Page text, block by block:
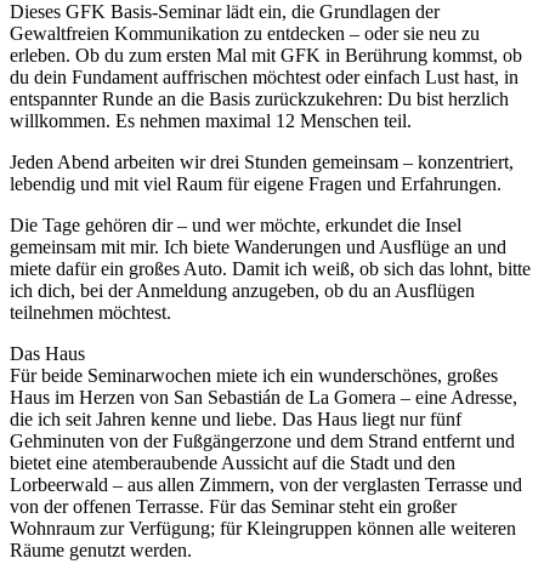
Dieses GFK Basis-Seminar lädt ein, die Grundlagen der
Gewaltfreien Kommunikation zu entdecken – oder sie neu zu
erleben. Ob du zum ersten Mal mit GFK in Berührung kommst, ob
du dein Fundament auffrischen möchtest oder einfach Lust hast, in
entspannter Runde an die Basis zurückzukehren: Du bist herzlich
willkommen. Es nehmen maximal 12 Menschen teil.
Jeden Abend arbeiten wir drei Stunden gemeinsam – konzentriert,
lebendig und mit viel Raum für eigene Fragen und Erfahrungen.
Die Tage gehören dir – und wer möchte, erkundet die Insel
gemeinsam mit mir. Ich biete Wanderungen und Ausflüge an und
miete dafür ein großes Auto. Damit ich weiß, ob sich das lohnt, bitte
ich dich, bei der Anmeldung anzugeben, ob du an Ausflügen
teilnehmen möchtest.
Das Haus
Für beide Seminarwochen miete ich ein wunderschönes, großes
Haus im Herzen von San Sebastián de La Gomera – eine Adresse,
die ich seit Jahren kenne und liebe. Das Haus liegt nur fünf
Gehminuten von der Fußgängerzone und dem Strand entfernt und
bietet eine atemberaubende Aussicht auf die Stadt und den
Lorbeerwald – aus allen Zimmern, von der verglasten Terrasse und
von der offenen Terrasse. Für das Seminar steht ein großer
Wohnraum zur Verfügung; für Kleingruppen können alle weiteren
Räume genutzt werden.